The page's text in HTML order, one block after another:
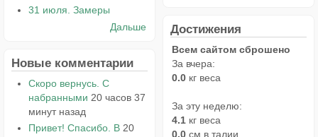
31 июля. Замеры
Дальше
Новые комментарии
Скоро вернусь. С
набранными 20 часов 37
минут назад
Привет! Спасибо. В 20
Достижения
Всем сайтом сброшено
За вчера:
0.0 кг веса
За эту неделю:
4.1 кг веса
0.0 см в талии